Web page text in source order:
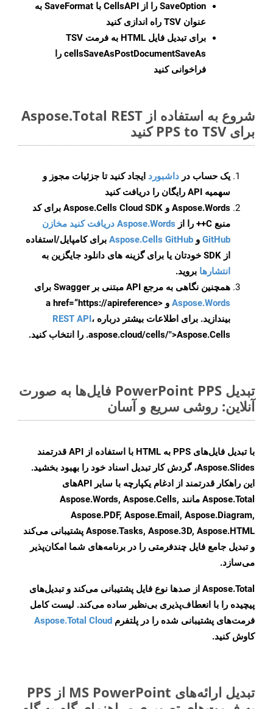
SaveOption
را از CellsAPI با SaveFormat به
عنوان TSV راه اندازی کنید
برای تبدیل فایل HTML به فرمت
TSV
cellsSaveAsPostDocumentSaveAs را
فراخوانی کنید
شروع به استفاده از Aspose.Total REST
برای PPS to TSV کنید
یک حساب در داشبورد ایجاد کنید تا جزئیات مجوز و
سهمیه API رایگان را دریافت کنید
Aspose.Words و Aspose.Cells Cloud SDK برای کد
منبع C++ را از
Aspose.Words دریافت کنید مخازن
GitHub و Aspose.Cells GitHub برای کامپایل/استفاده
از SDK خودتان یا برای گزینه های دانلود جایگزین به
انتشارها بروید.
همچنین نگاهی به مرجع API مبتنی بر Swagger برای
Aspose.Words
و <a href=“https://apireference
بیندازید. برای اطلاعات بیشتر درباره REST API،
.aspose.cloud/cells/">Aspose.Cells را انتخاب کنید.
تبدیل PowerPoint PPS فایل‌ها به صورت
آنلاین: روشی سریع و آسان
با تبدیل فایل‌های PPS به HTML با استفاده از API قدرتمند
Aspose.Slides، گردش کار تبدیل اسناد خود را بهبود بخشید.
این راهکار قدرتمند از ادغام یکپارچه با سایر APIهای
Aspose.Total مانند Aspose.Words, Aspose.Cells,
Aspose.PDF, Aspose.Email, Aspose.Diagram,
Aspose.Tasks, Aspose.3D, Aspose.HTML پشتیبانی می‌کند
و تبدیل جامع فایل چندفرمتی را در برنامه‌های شما امکان‌پذیر
می‌سازد.
Aspose.Total از صدها نوع فایل پشتیبانی می‌کند و تبدیل‌های
پیچیده را با انعطاف‌پذیری بی‌نظیر ساده می‌کند. لیست کامل
فرمت‌های پشتیبانی شده را در پلتفرم Aspose.Total Cloud
کاوش کنید.
تبدیل ارائه‌های MS PowerPoint از PPS